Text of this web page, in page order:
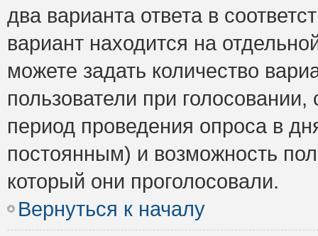
два варианта ответа в
вариант находится на
можете задать количество
пользователи при
период проведения опроса в
постоянным) и возможность
который они проголосовали.
Вернуться к началу